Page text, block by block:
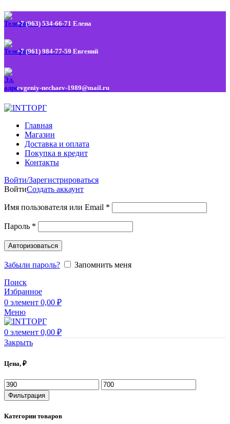
+7 (963) 534-66-71 Елена
+7 (961) 984-77-59 Евгений
evgeniy-nechaev-1989@mail.ru
Главная
Магазин
Доставка и оплата
Покупка в кредит
Контакты
Войти/Зарегистрироваться
ВойтиСоздать аккаунт
Имя пользователя или Email *
Пароль *
Авторизоваться
Забыли пароль?
Запомнить меня
Поиск
Избранное
0 элемент 0,00 ₽
Меню
0 элемент 0,00 ₽
Закрыть
Цена, ₽
Фильтрация
Категории товаров